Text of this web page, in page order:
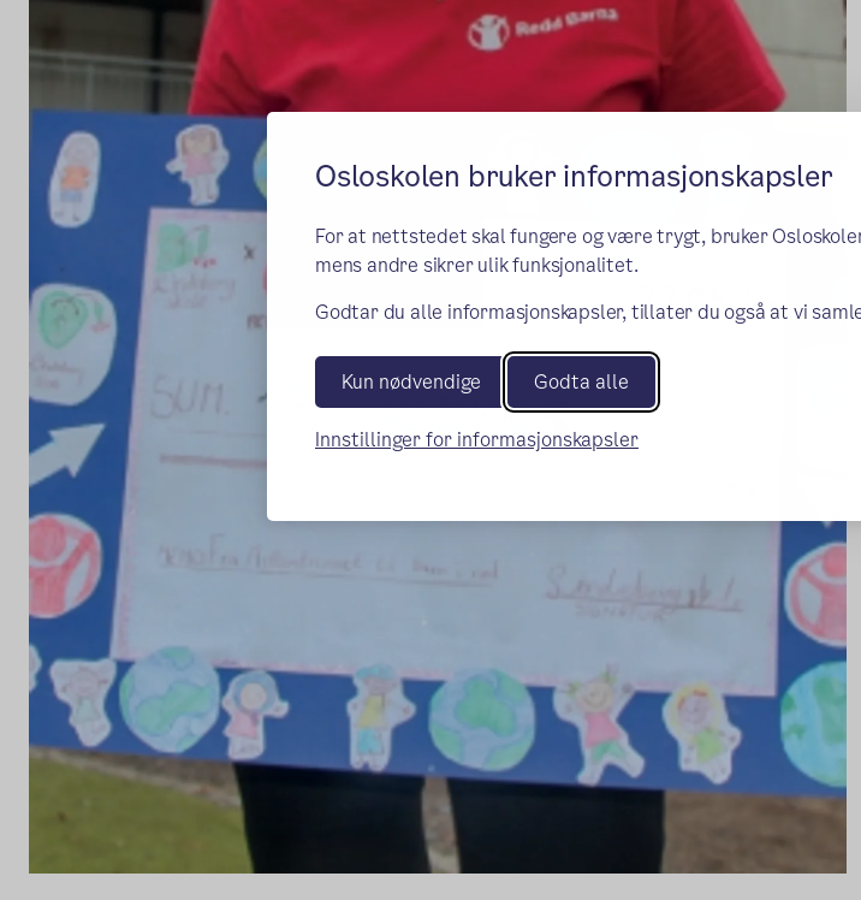
Osloskolen bruker informasjonskapsler
For at nettstedet skal fungere og være trygt, bruker
mens andre sikrer ulik funksjonalitet.
Godtar du alle informasjonskapsler, tillater du også at vi
Kun nødvendige Godta alle
Innstillinger for informasjonskapsler